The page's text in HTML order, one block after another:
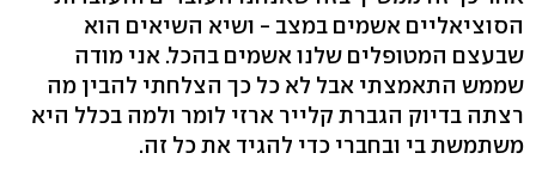
הסוציאליים אשמים במצב - ושיא השיאים הוא
שבעצם המטופלים שלנו אשמים בהכל. אני מודה
שממש התאמצתי אבל לא כל כך הצלחתי להבין מה
רצתה בדיוק הגברת קלייר ארזי לומר ולמה בכלל היא
משתמשת בי ובחברי כדי להגיד את כל זה.